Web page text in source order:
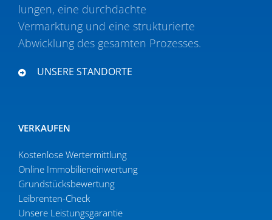
lungen, eine durch­dachte
Vermarktung und eine struk­tu­rierte
Abwicklung des gesamten Prozesses.
UNSERE STANDORTE
VERKAUFEN
Kostenlose Wertermittlung
Online Immobi­li­en­ein­wertung
Grund­stücks­be­wertung
Leibrenten-Check
Unsere Leistungsgarantie